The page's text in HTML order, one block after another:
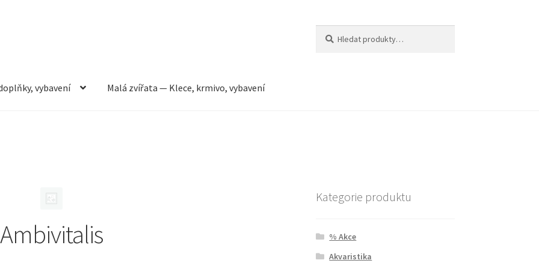
vybavení Malá zvířata — Klece, krmivo, vybavení
Ambivitalis
Kategorie produktu
% Akce
Akvaristika